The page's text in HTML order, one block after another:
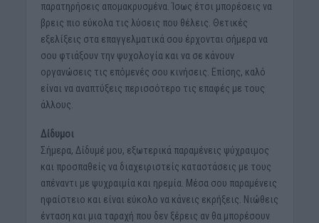
παρατηρήσεις απομακρυσμένα. Ίσως έτσι μπορέσεις να
βρεις πιο εύκολα τις λύσεις που θέλεις. Θετικές
εξελίξεις στα επαγγελματικά σου έρχονται σήμερα να
σου φτιάξουν την ψυχολογία και να σε κάνουν
οργανώσεις τις επόμενές σου κινήσεις. Επίσης, καλό
είναι να αναπτύξεις περισσότερο τις επαφές με τους
άλλους.
Δίδυμοι
Σήμερα, Δίδυμέ μου, εξωτερικά παραμένεις ψύχραιμος
και προσπαθείς να διαχειριστείς καταστάσεις με τους
απέναντι με ψυχραιμία και ηρεμία. Μέσα σου παραμένεις
ηφαίστειο και είναι εύκολο να κάνεις εκρήξεις. Νιώθεις
ένταση και μια ταραχή που δεν ξέρεις αν θα μπορέσουν